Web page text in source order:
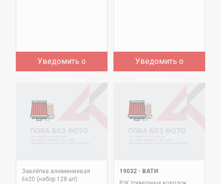
Уведомить о Уведомить о
Заклёпка алюминиевая
6х20 (набор 128 шт)
19032 - ВАТИ